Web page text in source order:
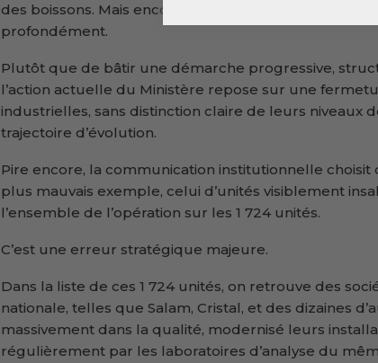
des boissons. Mais encore une fois, c’est l’approche
profondément.
Plutôt que de bâtir une démarche progressive,
l’action actuelle du Ministère repose sur une
industrielles, sans distinction claire de leurs niveaux
trajectoire d’évolution.
Pire encore, la communication institutionnelle choisit
plus mauvais exemple, celui d’unités visiblement
l’ensemble de l’opération sur les 1 724 unités.
C’est une erreur stratégique majeure.
Dans la liste de ces 1 724 unités, on retrouve des
nationale, telles que Salam, Cristal, et des dizaines
massivement dans la qualité, modernisé leurs
régulièrement par les laboratoires d’analyse du